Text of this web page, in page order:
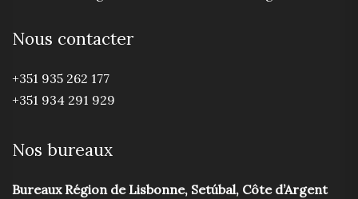
Nous contacter
+351 935 262 177
+351 934 291 929
Nos bureaux
Bureaux Région de Lisbonne, Setúbal, Côte d’Argent